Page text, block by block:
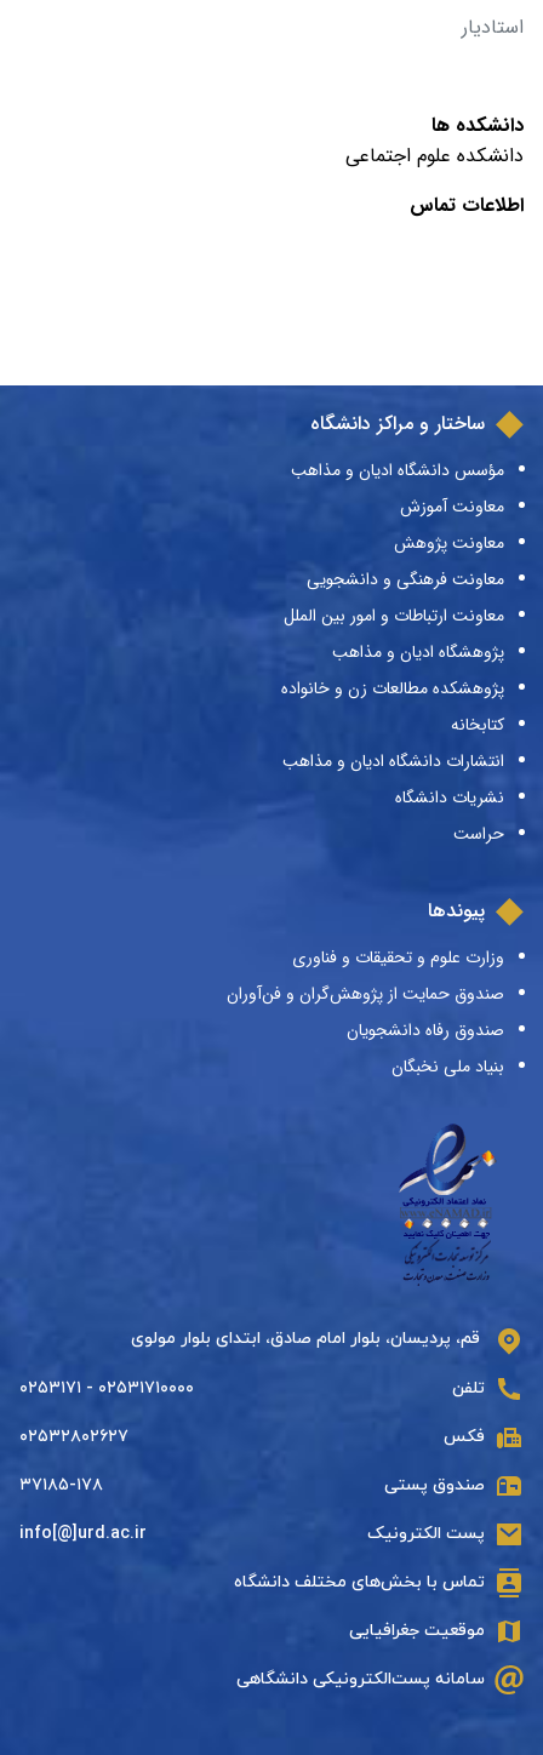
استادیار
دانشکده ها
دانشکده علوم اجتماعی
اطلاعات تماس
ساختار و مراکز دانشگاه
مؤسس دانشگاه ادیان و مذاهب
معاونت آموزش
معاونت پژوهش
معاونت فرهنگی و دانشجویی
معاونت ارتباطات و امور بین الملل
پژوهشگاه ادیان و مذاهب
پژوهشکده مطالعات زن و خانواده
کتابخانه
انتشارات دانشگاه ادیان و مذاهب
نشریات دانشگاه
حراست
پیوندها
وزارت علوم و تحقیقات و فناوری
صندوق حمایت از پژوهش‌گران و فن‌آوران
صندوق رفاه دانشجویان
بنیاد ملی نخبگان
قم، پردیسان، بلوار امام صادق، ابتدای بلوار مولوی
تلفن ۰۲۵۳۱۷۱۰۰۰۰ - ۰۲۵۳۱۷۱
فکس ۰۲۵۳۲۸۰۲۶۲۷
صندوق پستی ۳۷۱۸۵-۱۷۸
پست الکترونیک info[@]urd.ac.ir
تماس با بخش‌های مختلف دانشگاه
موقعیت جغرافیایی
سامانه پست‌الکترونیکی دانشگاهی